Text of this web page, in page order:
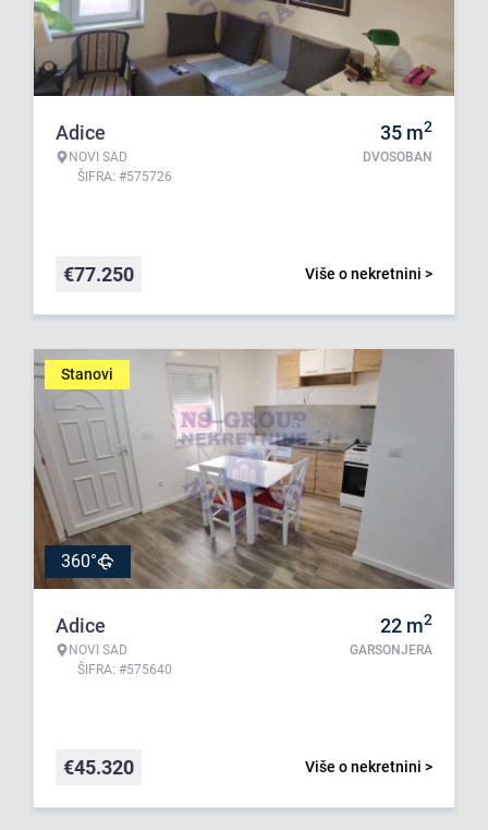
Adice
NOVI SAD
ŠIFRA: #575726
35 m2
DVOSOBAN
Više o nekretnini >
€77.250
Stanovi
360°
Adice
NOVI SAD
ŠIFRA: #575640
22 m2
GARSONJERA
Više o nekretnini >
€45.320